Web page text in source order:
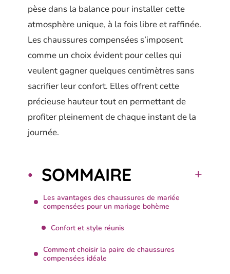
pèse dans la balance pour installer cette
atmosphère unique, à la fois libre et raffinée.
Les chaussures compensées s’imposent
comme un choix évident pour celles qui
veulent gagner quelques centimètres sans
sacrifier leur confort. Elles offrent cette
précieuse hauteur tout en permettant de
profiter pleinement de chaque instant de la
journée.
SOMMAIRE
Les avantages des chaussures de mariée
compensées pour un mariage bohème
Confort et style réunis
Comment choisir la paire de chaussures
compensées idéale